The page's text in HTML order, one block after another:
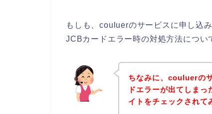
もしも、couluerのサービスに申し込
JCBカードエラー時の対処方法につい
ちなみに、couluerの
ドエラーが出てしま
イトをチェックされて